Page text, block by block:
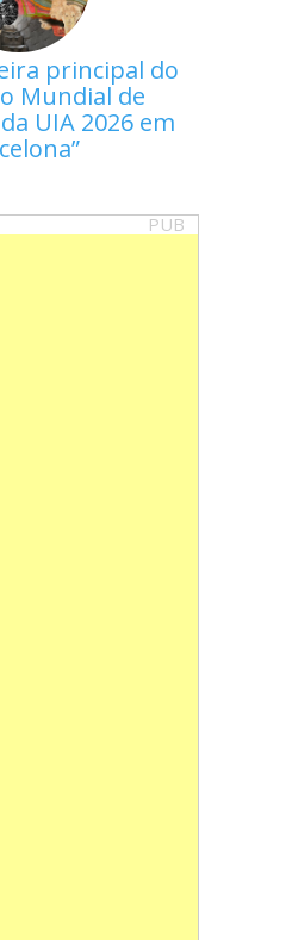
principal do
Mundial de
UIA 2026 em
PUB